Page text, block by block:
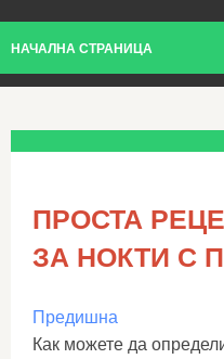
НАЧАЛНА СТРАНИЦА
ПРОСТА
ЗА НОКТИ С
Предишна
Как можете да